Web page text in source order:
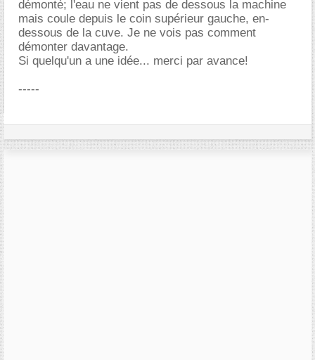
démonté; l'eau ne vient pas de dessous la machine
mais coule depuis le coin supérieur gauche, en-
dessous de la cuve. Je ne vois pas comment
démonter davantage.
Si quelqu'un a une idée... merci par avance!
-----